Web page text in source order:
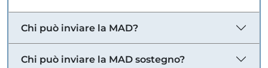
Chi può inviare la MAD?
Chi può inviare la MAD sostegno?